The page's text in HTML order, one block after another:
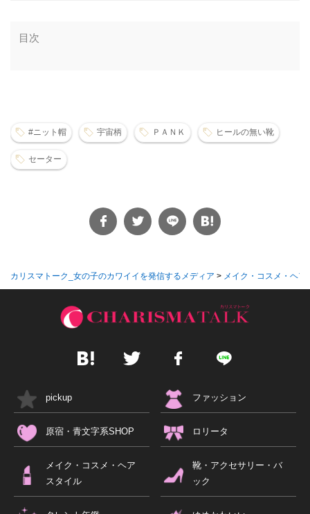
目次
#ニット帽 宇宙柄 ＰＡＮＫ ヒールの無い靴
セーター
カリスマトーク_女の子のカワイイを発信するメディア > メイク・コスメ・ヘア
pickup ファッション
原宿・青文字系SHOP ロリータ
メイク・コスメ・ヘア
スタイル
靴・アクセサリー・バ
ック